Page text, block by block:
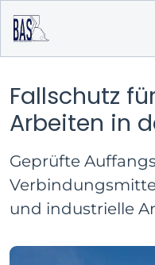
Startseite
Sortiment
Fallschutz
Fallschutz
Arbeiten in
Geprüfte
und industrielle